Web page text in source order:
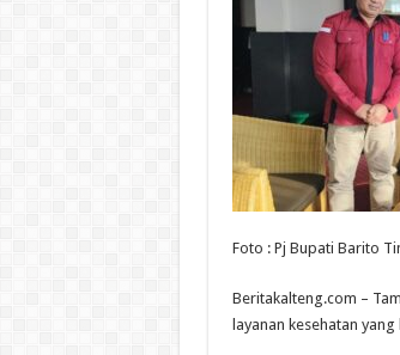
Foto : Pj Bupati Barito
Beritakalteng.com –
layanan kesehatan